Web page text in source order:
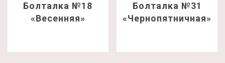
Болталка №18
«Весенняя»
Болталка №31
«Чернопятничная»